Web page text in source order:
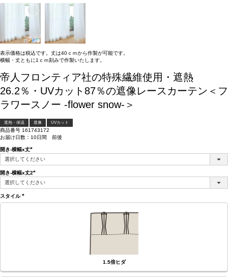
表示価格は税込です。丈は40ｃｍから作製が可能です。
横幅・丈ともに1ｃｍ刻みで作製いたします。
帝人フロンティア社の特殊繊維使用・遮熱
26.2％・UVカット87％の遮像レースカーテン＜フ
ラワースノー -flower snow-＞
遮熱・保温 遮像 UVカット
商品番号 161743172
お届け日数：10日間 前後
開き-横幅x丈
(必
須)
開き-横幅x丈2
(必
須)
スタイル
(必
1.5倍ヒダ